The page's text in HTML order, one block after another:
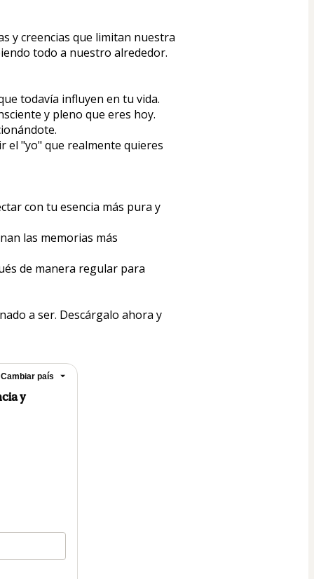
y creencias que limitan nuestra
todo a nuestro alrededor.
todavía influyen en tu vida.
y pleno que eres hoy.
el "yo" que realmente quieres
con tu esencia más pura y
las memorias más
de manera regular para
a ser. Descárgalo ahora y
Cambiar país
y